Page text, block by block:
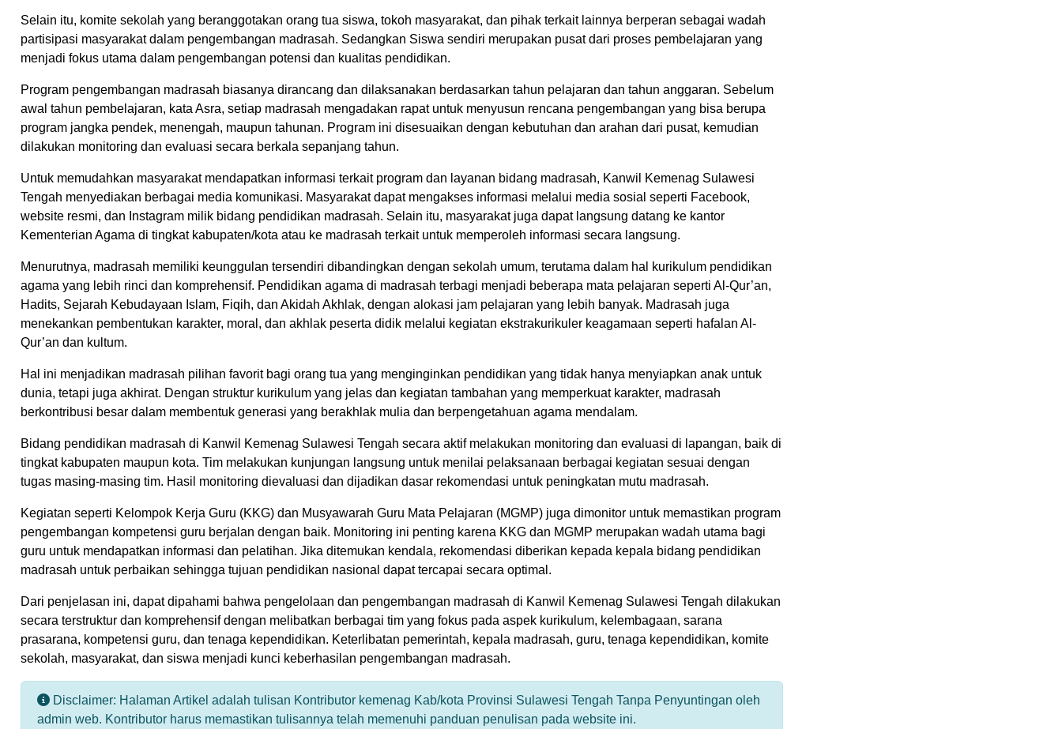
Selain itu, komite sekolah yang beranggotakan orang tua siswa, tokoh masyarakat, dan pihak terkait lainnya berperan sebagai wadah
partisipasi masyarakat dalam pengembangan madrasah. Sedangkan Siswa sendiri merupakan pusat dari proses pembelajaran yang
menjadi fokus utama dalam pengembangan potensi dan kualitas pendidikan.
Program pengembangan madrasah biasanya dirancang dan dilaksanakan berdasarkan tahun pelajaran dan tahun anggaran. Sebelum
awal tahun pembelajaran, kata Asra, setiap madrasah mengadakan rapat untuk menyusun rencana pengembangan yang bisa berupa
program jangka pendek, menengah, maupun tahunan. Program ini disesuaikan dengan kebutuhan dan arahan dari pusat, kemudian
dilakukan monitoring dan evaluasi secara berkala sepanjang tahun.
Untuk memudahkan masyarakat mendapatkan informasi terkait program dan layanan bidang madrasah, Kanwil Kemenag Sulawesi
Tengah menyediakan berbagai media komunikasi. Masyarakat dapat mengakses informasi melalui media sosial seperti Facebook,
website resmi, dan Instagram milik bidang pendidikan madrasah. Selain itu, masyarakat juga dapat langsung datang ke kantor
Kementerian Agama di tingkat kabupaten/kota atau ke madrasah terkait untuk memperoleh informasi secara langsung.
Menurutnya, madrasah memiliki keunggulan tersendiri dibandingkan dengan sekolah umum, terutama dalam hal kurikulum pendidikan
agama yang lebih rinci dan komprehensif. Pendidikan agama di madrasah terbagi menjadi beberapa mata pelajaran seperti Al-Qur’an,
Hadits, Sejarah Kebudayaan Islam, Fiqih, dan Akidah Akhlak, dengan alokasi jam pelajaran yang lebih banyak. Madrasah juga
menekankan pembentukan karakter, moral, dan akhlak peserta didik melalui kegiatan ekstrakurikuler keagamaan seperti hafalan Al-
Qur’an dan kultum.
Hal ini menjadikan madrasah pilihan favorit bagi orang tua yang menginginkan pendidikan yang tidak hanya menyiapkan anak untuk
dunia, tetapi juga akhirat. Dengan struktur kurikulum yang jelas dan kegiatan tambahan yang memperkuat karakter, madrasah
berkontribusi besar dalam membentuk generasi yang berakhlak mulia dan berpengetahuan agama mendalam.
Bidang pendidikan madrasah di Kanwil Kemenag Sulawesi Tengah secara aktif melakukan monitoring dan evaluasi di lapangan, baik di
tingkat kabupaten maupun kota. Tim melakukan kunjungan langsung untuk menilai pelaksanaan berbagai kegiatan sesuai dengan
tugas masing-masing tim. Hasil monitoring dievaluasi dan dijadikan dasar rekomendasi untuk peningkatan mutu madrasah.
Kegiatan seperti Kelompok Kerja Guru (KKG) dan Musyawarah Guru Mata Pelajaran (MGMP) juga dimonitor untuk memastikan program
pengembangan kompetensi guru berjalan dengan baik. Monitoring ini penting karena KKG dan MGMP merupakan wadah utama bagi
guru untuk mendapatkan informasi dan pelatihan. Jika ditemukan kendala, rekomendasi diberikan kepada kepala bidang pendidikan
madrasah untuk perbaikan sehingga tujuan pendidikan nasional dapat tercapai secara optimal.
Dari penjelasan ini, dapat dipahami bahwa pengelolaan dan pengembangan madrasah di Kanwil Kemenag Sulawesi Tengah dilakukan
secara terstruktur dan komprehensif dengan melibatkan berbagai tim yang fokus pada aspek kurikulum, kelembagaan, sarana
prasarana, kompetensi guru, dan tenaga kependidikan. Keterlibatan pemerintah, kepala madrasah, guru, tenaga kependidikan, komite
sekolah, masyarakat, dan siswa menjadi kunci keberhasilan pengembangan madrasah.
Disclaimer: Halaman Artikel adalah tulisan Kontributor kemenag Kab/kota Provinsi Sulawesi Tengah Tanpa Penyuntingan oleh
admin web. Kontributor harus memastikan tulisannya telah memenuhi panduan penulisan pada website ini.